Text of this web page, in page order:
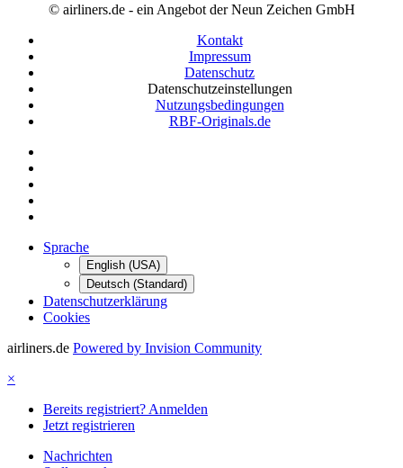
© airliners.de - ein Angebot der Neun Zeichen GmbH
Kontakt
Impressum
Datenschutz
Datenschutzeinstellungen
Nutzungsbedingungen
RBF-Originals.de
Sprache
English (USA)
Deutsch (Standard)
Datenschutzerklärung
Cookies
airliners.de Powered by Invision Community
×
Bereits registriert? Anmelden
Jetzt registrieren
Nachrichten